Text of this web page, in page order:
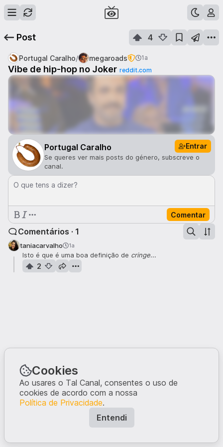
Post 4
Portugal Caralho/ megaroads 1a
Vibe de hip-hop no Joker reddit.com
Portugal Caralho Entrar
Se queres ver mais posts do género, subscreve o
canal.
O que tens a dizer?
Comentar
Comentários · 1
taniacarvalho 1a
Isto é que é uma boa definição de cringe...
2
Cookies
Ao usares o Tal Canal, consentes o uso de
cookies de acordo com a nossa
Política de Privacidade.
Entendi